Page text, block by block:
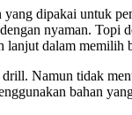
dipakai untuk
nyaman.
lanjut dalam memilih
Namun tidak
bahan